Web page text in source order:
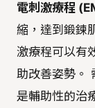
電刺激療程
縮，達到鍛鍊
激療程可以有
助改善姿勢。
是輔助性的治